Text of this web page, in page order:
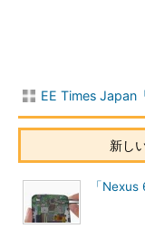
EE Times Japan
新し
「